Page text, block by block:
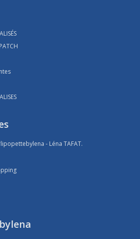
- Léna TAFAT.